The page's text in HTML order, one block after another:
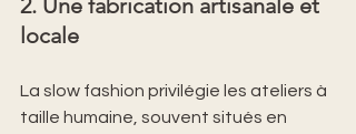
2. Une fabrication artisanale et
locale
La slow fashion privilégie les ateliers à
taille humaine, souvent situés en